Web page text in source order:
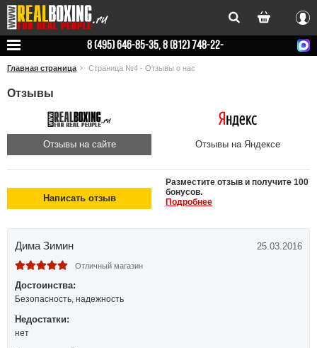
Вход
8 (495) 646-85-35, 8 (812) 748-22-
Главная страница Страница №4 - Отзывы о нас
Отзывы
Отзывы на сайте Отзывы на Яндексе
Написать отзыв
Разместите отзыв и получите 100
бонусов.
Подробнее
Дима Зимин 25.03.2016
Отличный магазин
Достоинства:
Безопасность, надежность
Недостатки:
нет